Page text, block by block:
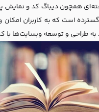
است که به کاربران
به طراحی و توسعه وبسایت‌ها با